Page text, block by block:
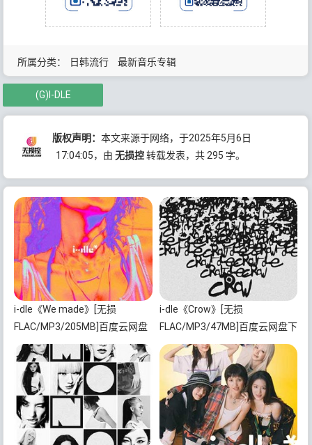
所属分类： 日韩流行 最新音乐专辑
(G)I-DLE
版权声明：本文来源于网络，于2025年5月6日
17:04:05，由无损控转载发表，共 295 字。
i-dle《We made》[无损
FLAC/MP3/205MB]百度云网盘
下载
i-dle《Crow》[无损
FLAC/MP3/47MB]百度云网盘下
载